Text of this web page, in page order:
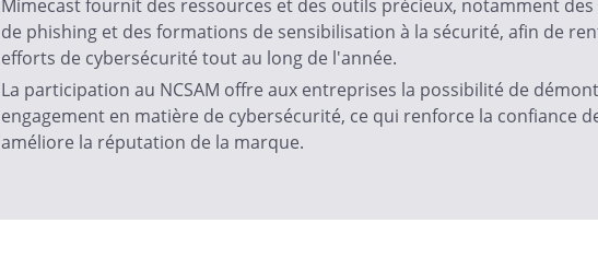
Mimecast fournit des ressources et des outils précieux, notamment
de phishing et des formations de sensibilisation à la sécurité, afin de
efforts de cybersécurité tout au long de l'année.
La participation au NCSAM offre aux entreprises la possibilité de
engagement en matière de cybersécurité, ce qui renforce la confiance
améliore la réputation de la marque.